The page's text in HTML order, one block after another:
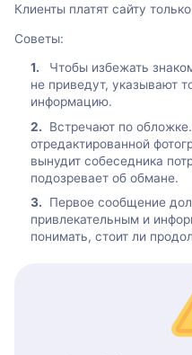
Клиенты платят сайту
Советы:
Чтобы избежать
не приведут, указывают
информацию.
Встречают по
отредактированной
вынудит собеседника
подозревает об обмане.
Первое сообщение
привлекательным и
понимать, стоит ли